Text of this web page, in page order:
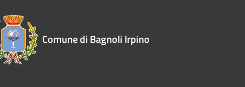
Comune di Bagnoli Irpino